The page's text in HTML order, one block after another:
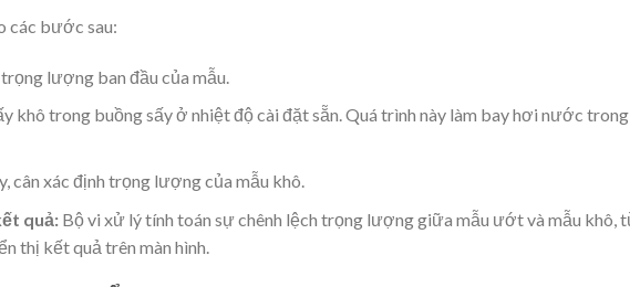
các bước sau:
lượng ban đầu của mẫu.
khô trong buồng sấy ở nhiệt độ cài đặt sẵn. Quá trình này làm bay hơi nước trong
cân xác định trọng lượng của mẫu khô.
quả:Bộ vi xử lý tính toán sự chênh lệch trọng lượng giữa mẫu ướt và mẫu khô,
thị kết quả trên màn hình.